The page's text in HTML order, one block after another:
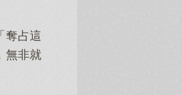
奪占這
無非就